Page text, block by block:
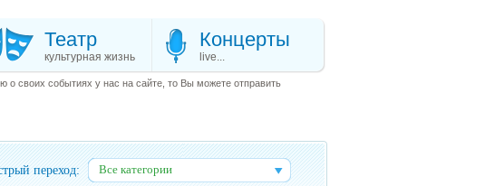
Театр
культурная жизнь
Концерты
live...
о своих событиях у нас на сайте, то Вы можете отправить
переход: Все категории